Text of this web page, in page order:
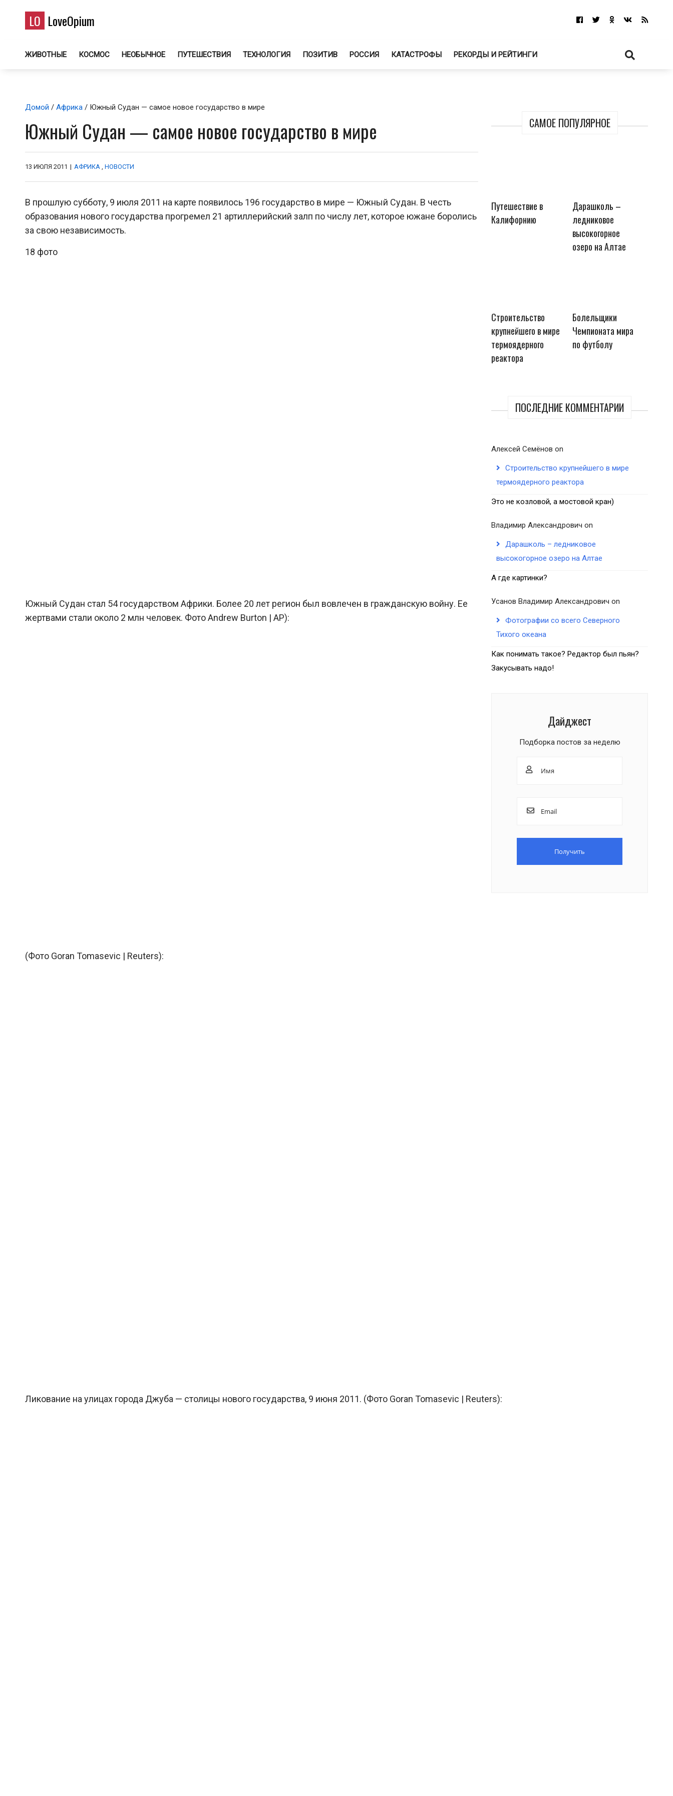
LO LoveOpium
ЖИВОТНЫЕ КОСМОС НЕОБЫЧНОЕ ПУТЕШЕСТВИЯ ТЕХНОЛОГИЯ ПОЗИТИВ РОССИЯ КАТАСТРОФЫ РЕКОРДЫ И РЕЙТИНГИ
САМОЕ ПОПУЛЯРНОЕ
Путешествие в
Калифорнию
Дарашколь –
ледниковое
высокогорное
озеро на Алтае
Строительство
крупнейшего в мире
термоядерного
реактора
Болельщики
Чемпионата мира
по футболу
ПОСЛЕДНИЕ КОММЕНТАРИИ
Алексей Семёнов on
Строительство крупнейшего в мире
термоядерного реактора
Это не козловой, а мостовой кран)
Владимир Александрович on
Дарашколь – ледниковое
высокогорное озеро на Алтае
А где картинки?
Усанов Владимир Александрович on
Фотографии со всего Северного
Тихого океана
Как понимать такое? Редактор был пьян?
Закусывать надо!
Дайджест
Подборка постов за неделю
Домой / Африка / Южный Судан — самое новое государство в мире
Южный Судан — самое новое государство в мире
13 ИЮЛЯ 2011 | АФРИКА , НОВОСТИ
В прошлую субботу, 9 июля 2011 на карте появилось 196 государство в мире — Южный Судан. В честь
образования нового государства прогремел 21 артиллерийский залп по числу лет, которое южане боролись
за свою независимость.
18 фото
Южный Судан стал 54 государством Африки. Более 20 лет регион был вовлечен в гражданскую войну. Ее
жертвами стали около 2 млн человек. Фото Andrew Burton | AP):
(Фото Goran Tomasevic | Reuters):
Ликование на улицах города Джуба — столицы нового государства, 9 июня 2011. (Фото Goran Tomasevic | Reuters):